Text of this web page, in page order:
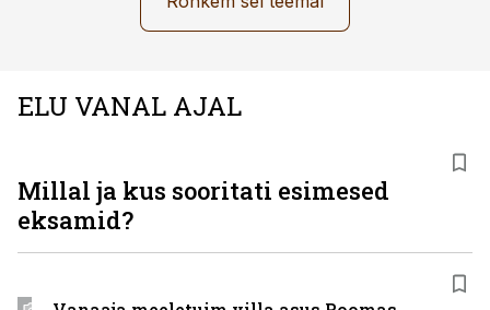
ELU VANAL AJAL
Millal ja kus sooritati esimesed
eksamid?